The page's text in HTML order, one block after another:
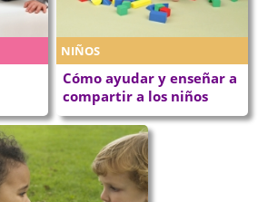
NIÑOS
Cómo ayudar y enseñar a
compartir a los niños